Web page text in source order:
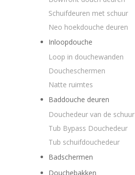
Schuifdeuren met schuur
Neo hoekdouche deuren
Inloopdouche
Loop in douchewanden
Doucheschermen
Natte ruimtes
Baddouche deuren
Douchedeur van de schuur
Tub Bypass Douchedeur
Tub schuifdouchedeur
Badschermen
Douchebakken